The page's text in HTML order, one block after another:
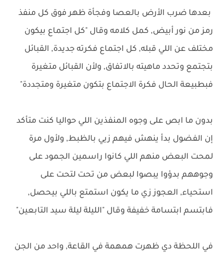
بعدها ضرب الأرض بالعصا وفجأة ظهر فوق كل منفذ
رمز من نور أبيض, كمل كلامه وقال "كل اجتماع بيكون
مختلف عن اللي قبله, كل اجتماع فكرته جديدة, القبائل
بتجتمع وتحدد ماهيته بالاتفاق, ولأن القبائل متغيرة
فبطبيعة الحال فكرة الاجتماع بتكون متغيرة ومتجددة"
بدون ما ابص على وجوه المنفذين اللي حواليا كنت متأكد
إن الفضول بدأ ينهش فيهم زيي بالظبط, ولأول مرة
لمحت البعض منهم اللي كانوا راسمين الجمود على
وجوههم بدؤوا يبصوا لبعض من تحت لتحت على
استحياء, العجوز زي ما يكون استمتع باللي بيحصل,
فابتسم ابتسامة خفيفة وقال "الليلة ليلة سيد التابعين"
في اللحظة دي ظهرت همهمة في القاعة, واحد من الجن